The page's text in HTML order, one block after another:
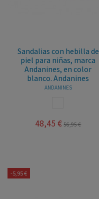
Sandalias con hebilla de
piel para niñas, marca
Andanines, en color
blanco. Andanines
ANDANINES
48,45 € 56,95 €
-5,95 €